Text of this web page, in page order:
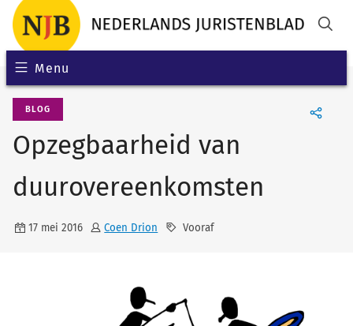
Menu
BLOG
Opzegbaarheid van
duurovereenkomsten
17 mei 2016 Coen Drion Vooraf